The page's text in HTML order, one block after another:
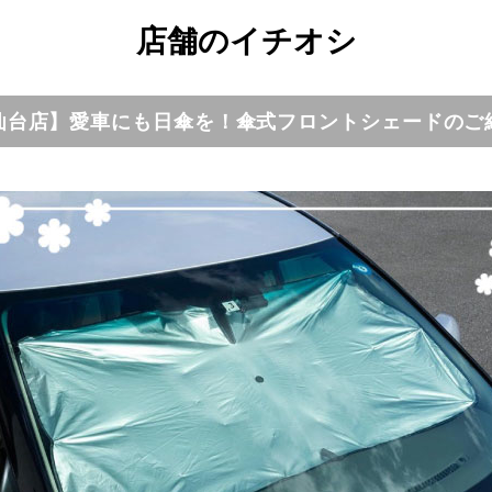
店舗のイチオシ
台店】愛車にも日傘を！傘式フロントシェードのご